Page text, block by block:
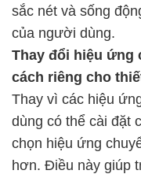
sắc nét và sống
của người dùng.
Thay đổi hiệu ứng
cách riêng cho
Thay vì các hiệu
dùng có thể cài đặt
chọn hiệu ứng
hơn. Điều này giúp